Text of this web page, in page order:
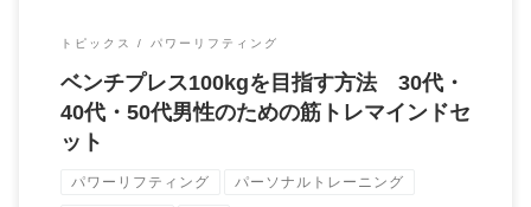
トピックス パワーリフティング
ベンチプレス100kgを目指す方法 30代・
40代・50代男性のための筋トレマインドセ
ット
パワーリフティング パーソナルトレーニング